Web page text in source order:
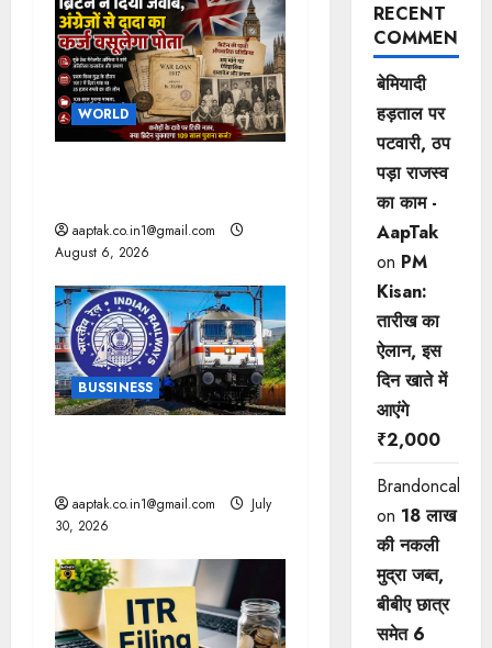
WORLD
aaptak.co.in1@gmail.com
August 6, 2026
BUSSINESS
aaptak.co.in1@gmail.com
July
30, 2026
RECENT
COMMENTS
बेमियादी
हड़ताल पर
पटवारी, ठप
पड़ा राजस्व
का काम -
AapTak
on PM
Kisan:
तारीख का
ऐलान, इस
दिन खाते में
आएंगे
₹2,000
Brandoncah
on 18 लाख
की नकली
मुद्रा जब्त,
बीबीए छात्र
समेत 6